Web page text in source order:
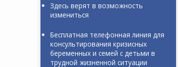
Здесь верят в возможность
измениться
Бесплатная телефонная линия для
консультирования кризисных
беременных и семей с детьми в
трудной жизненной ситуации